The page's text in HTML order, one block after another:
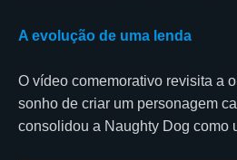
A evolução de uma lenda
O vídeo comemorativo revisita a
sonho de criar um personagem
consolidou a Naughty Dog como